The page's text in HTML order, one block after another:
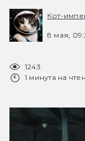
Кот-
8 мая,
1243
1 минута на